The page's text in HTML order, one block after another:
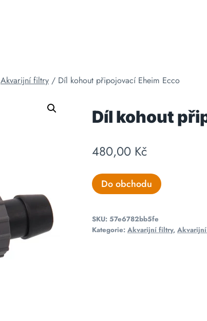
Akvarijní filtry / Díl kohout připojovací Eheim Ecco
Díl kohout
480,00 Kč
Do obchodu
SKU: 57e6782bb5fe
Kategorie: Akvarijní filtry,